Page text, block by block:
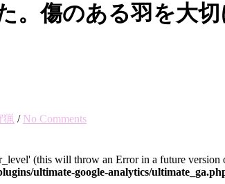
。傷のある羽を大
猟 / No Comments
(this will throw an Error in a future version
ultimate-google-analytics/